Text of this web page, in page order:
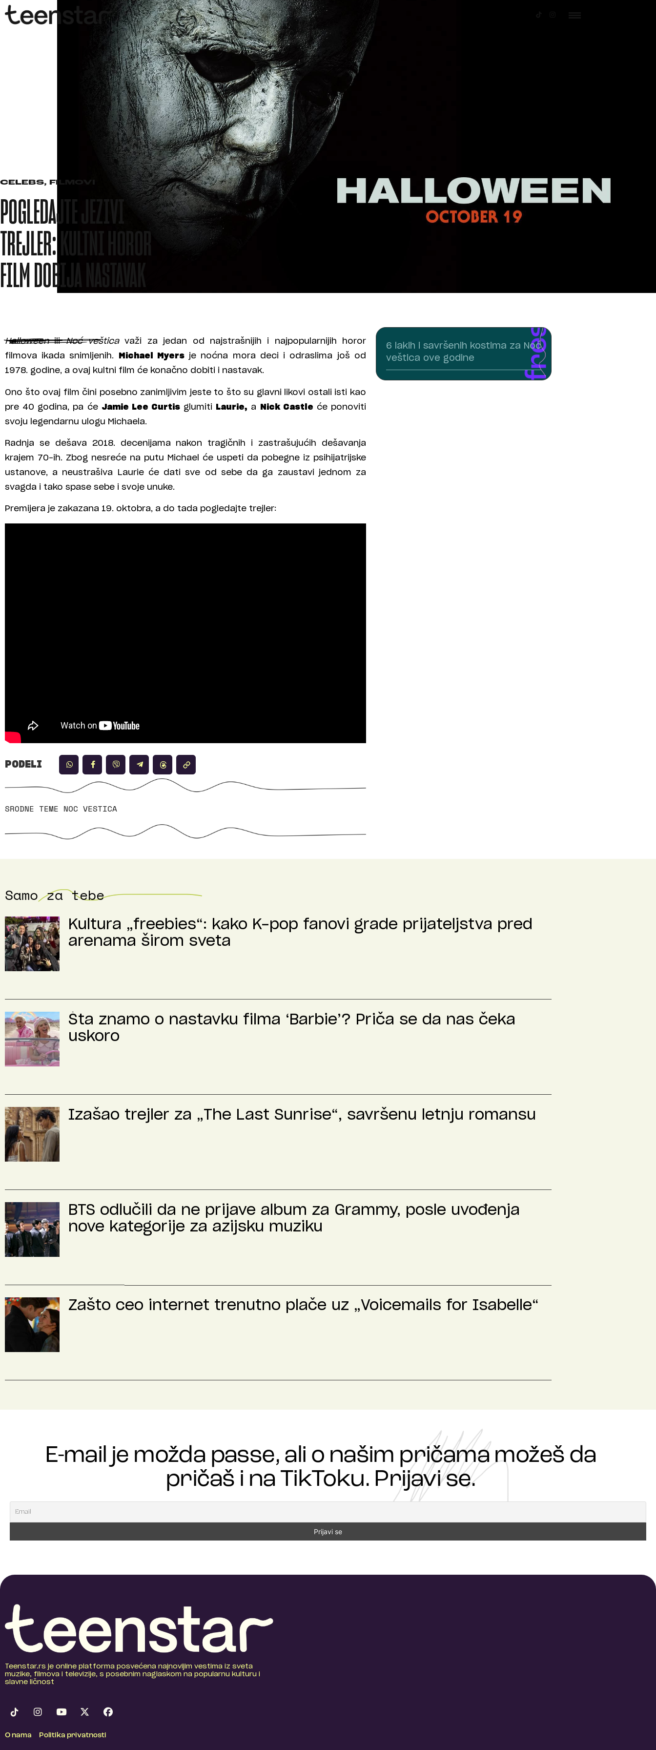
CELEBS, FILMOVI
POGLEDAJTE JEZIVI
TREJLER: KULTNI HOROR
FILM DOBIJA NASTAVAK
HalloweeniliNoć vešticavaži za jedan od najstrašnijih i najpopularnijih horor
filmova ikada snimljenih.
Michael Myers je noćna mora deci i odraslima još od
1978. godine, a ovaj kultni film će konačno dobiti i nastavak.
Ono što ovaj film čini posebno zanimljivim jeste to što su glavni likovi ostali isti kao
pre 40 godina, pa će Jamie Lee Curtis glumiti Laurie, a Nick Castle će ponoviti
svoju legendarnu ulogu Michaela.
Radnja se dešava 2018. decenijama nakon tragičnih i zastrašujućih dešavanja
krajem 70-ih. Zbog nesreće na putu Michael će uspeti da pobegne iz psihijatrijske
ustanove, a neustrašiva Laurie će dati sve od sebe da ga zaustavi jednom za
svagda i tako spase sebe i svoje unuke.
Premijera je zakazana 19. oktobra, a do tada pogledajte trejler:
PODELI
SRODNE TEME NOC VESTICA
6 lakih i savršenih kostima za Noć
veštica ove godine
Samo za tebe
Kultura „freebies“: kako K-pop fanovi grade prijateljstva pred
arenama širom sveta
Šta znamo o nastavku filma ‘Barbie’? Priča se da nas čeka
uskoro
Izašao trejler za „The Last Sunrise“, savršenu letnju romansu
BTS odlučili da ne prijave album za Grammy, posle uvođenja
nove kategorije za azijsku muziku
Zašto ceo internet trenutno plače uz „Voicemails for Isabelle“
E-mail je možda passe, ali o našim pričama možeš da
pričaš i na TikToku. Prijavi se.
Teenstar.rs je online platforma posvećena najnovijim vestima iz sveta
muzike, filmova i televizije, s posebnim naglaskom na popularnu kulturu i
slavne ličnost
O nama Politika privatnosti